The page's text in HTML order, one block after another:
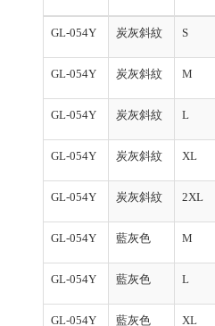
GL-054Y 炭灰斜紋 S
GL-054Y 炭灰斜紋 M
GL-054Y 炭灰斜紋 L
GL-054Y 炭灰斜紋 XL
GL-054Y 炭灰斜紋 2XL
GL-054Y 藍灰色 M
GL-054Y 藍灰色 L
GL-054Y 藍灰色 XL